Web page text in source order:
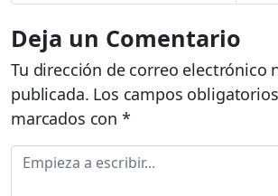
Deja un Comentario
Tu dirección de correo electrónico
publicada. Los campos
marcados con *